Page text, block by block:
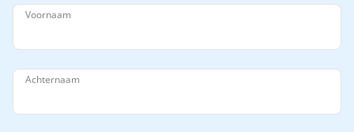
Voornaam
Achternaam